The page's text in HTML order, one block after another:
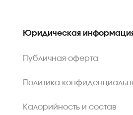
Юридическая
Публичная оферта
Политика
Калорийность и состав